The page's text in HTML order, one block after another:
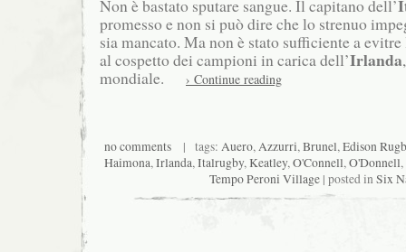
Non è bastato sputare sangue. Il capitano dell’
promesso e non si può dire che lo strenuo
sia mancato. Ma non è stato sufficiente a
al cospetto dei campioni in carica dell’Irlanda
mondiale.
› Continue reading
no comments | tags: Auero, Azzurri, Brunel, Edison
Haimona, Irlanda, Italrugby, Keatley, O'Connell, O'Donnell,
Tempo Peroni Village| posted in Six